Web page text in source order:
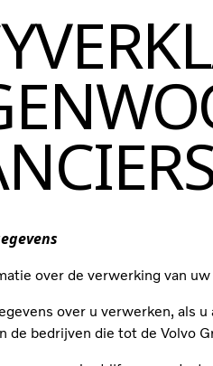
over de verwerking van
over u verwerken, als
de bedrijven die tot de Volvo